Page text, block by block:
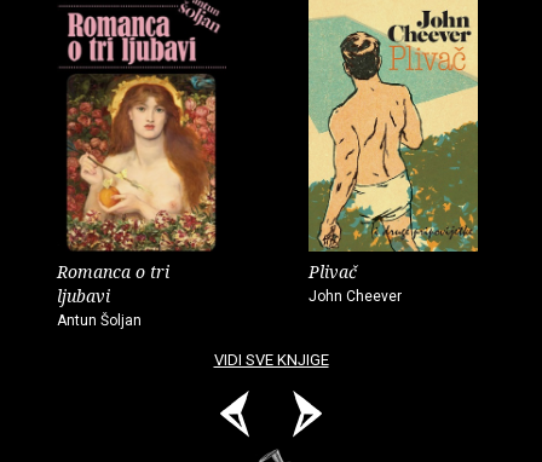
Romanca o tri
ljubavi
Antun Šoljan
Plivač
John Cheever
VIDI SVE KNJIGE